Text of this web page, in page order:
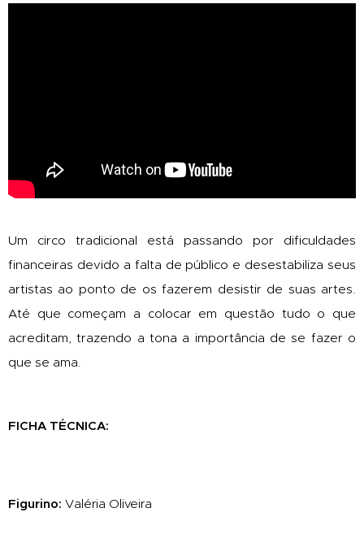
Um circo tradicional está passando por dificuldades
financeiras devido a falta de público e desestabiliza seus
artistas ao ponto de os fazerem desistir de suas artes.
Até que começam a colocar em questão tudo o que
acreditam, trazendo a tona a importância de se fazer o
que se ama.
FICHA TÉCNICA:
Figurino: Valéria Oliveira